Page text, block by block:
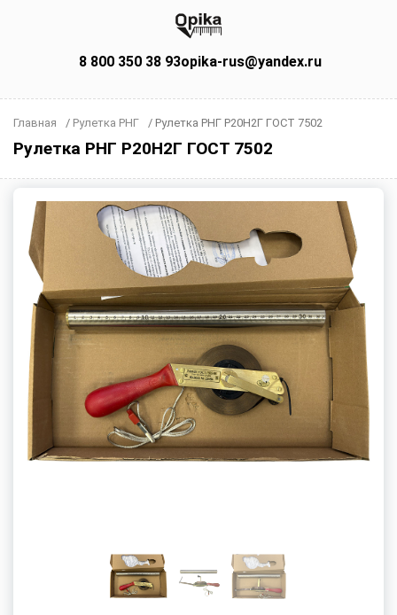
8 800 350 38 93opika-rus@yandex.ru
Главная / Рулетка РНГ / Рулетка РНГ Р20Н2Г ГОСТ 7502
Рулетка РНГ Р20Н2Г ГОСТ 7502